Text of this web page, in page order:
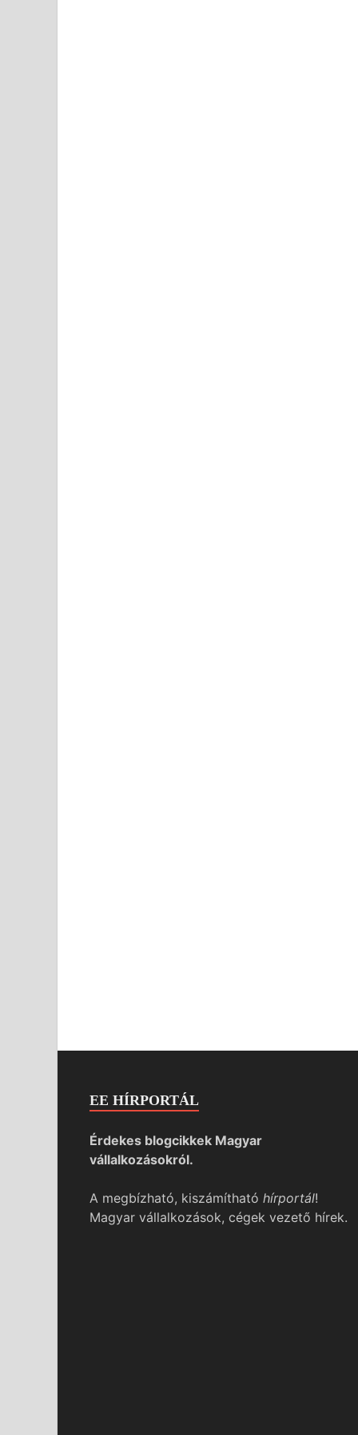
EE HÍRPORTÁL
Érdekes blogcikkek Magyar
vállalkozásokról.
A megbízható, kiszámítható hírportál!
Magyar vállalkozások, cégek vezető hírek.